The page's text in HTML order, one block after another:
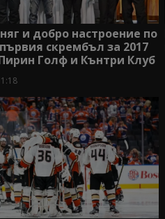
и добро настроение по
скрембъл за 2017
Голф и Кънтри Клуб